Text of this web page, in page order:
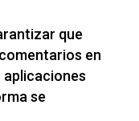
que
en
aplicaciones
se